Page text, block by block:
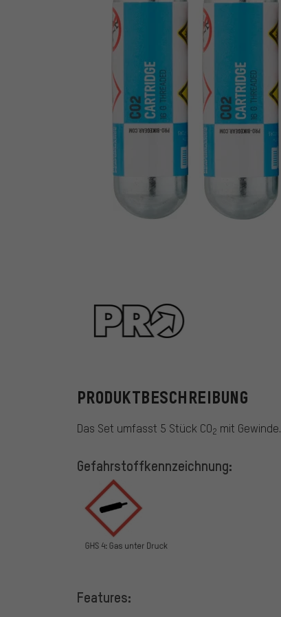
PRODUKTBESCHREIBUNG
Das Set umfasst 5 Stück CO2 mit Gewinde.
Gefahrstoffkennzeichnung:
Features: